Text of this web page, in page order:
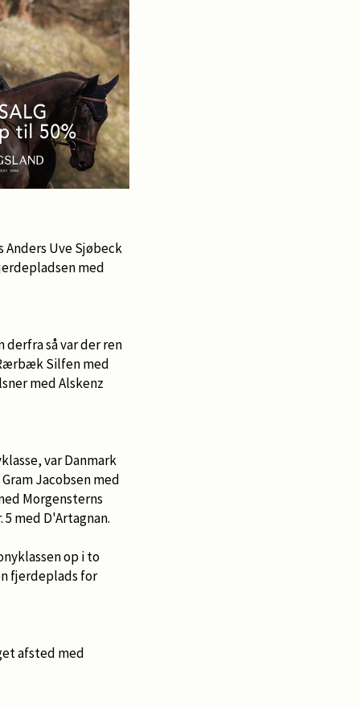
Uve Sjøbeck
med
så var der ren
Silfen med
med Alskenz
var Danmark
Jacobsen med
Morgensterns
med D'Artagnan.
op i to
fjerdeplads for
afsted med